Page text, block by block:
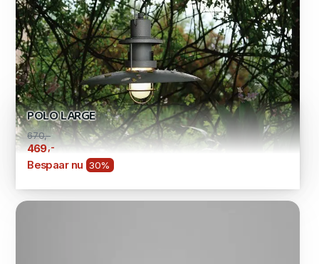
POLO LARGE
670,-
469,-
Bespaar nu 30%